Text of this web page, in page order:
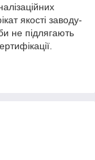
якості заводу-
не підлягають